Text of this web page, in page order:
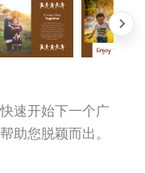
速开始下一个广
助您脱颖而出。